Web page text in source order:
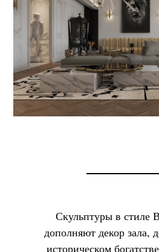
Скульптуры в стиле
дополняют декор зала,
историческом